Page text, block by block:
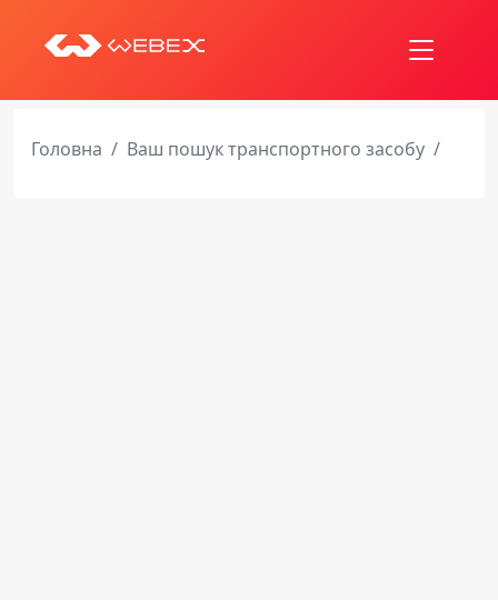
Головна Ваш пошук транспортного засобу